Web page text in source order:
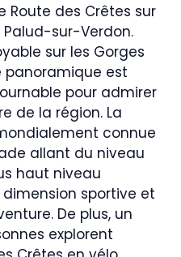
Route des Crêtes sur
sur-Verdon.
sur les Gorges
panoramique est
pour admirer
de la région. La
connue
allant du niveau
haut niveau
sportive et
De plus, un
explorent